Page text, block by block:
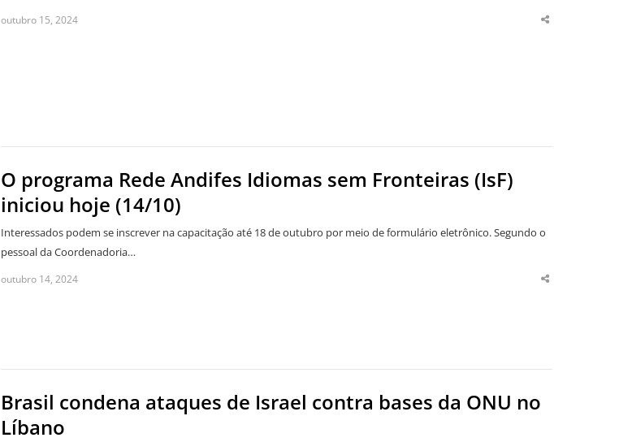
outubro 15, 2024
Share
O programa Rede Andifes Idiomas sem Fronteiras (IsF)
iniciou hoje (14/10)
Interessados podem se inscrever na capacitação até 18 de outubro por meio de formulário eletrônico. Segundo o
pessoal da Coordenadoria…
outubro 14, 2024
Share
Brasil condena ataques de Israel contra bases da ONU no
Líbano